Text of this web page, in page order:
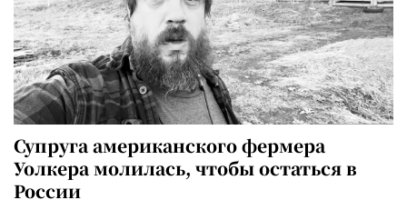
Супруга американского фермера
Уолкера молилась, чтобы остаться в
России